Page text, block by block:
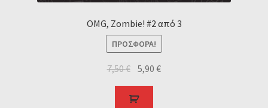
OMG, Zombie! #2 από 3
ΠΡΟΣΦΟΡΆ!
7,50€ 5,90€